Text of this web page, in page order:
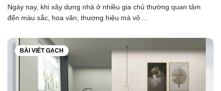
Ngày nay, khi xây dựng nhà ở nhiều gia chủ thường quan tâm
đến màu sắc, hoa văn, thương hiệu mà vô ...
BÀI VIẾT GẠCH